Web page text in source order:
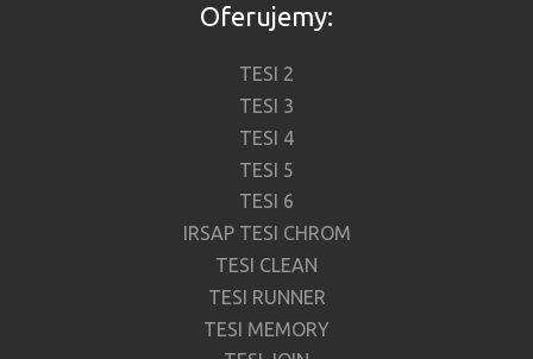
Oferujemy:
TESI 2
TESI 3
TESI 4
TESI 5
TESI 6
IRSAP TESI CHROM
TESI CLEAN
TESI RUNNER
TESI MEMORY